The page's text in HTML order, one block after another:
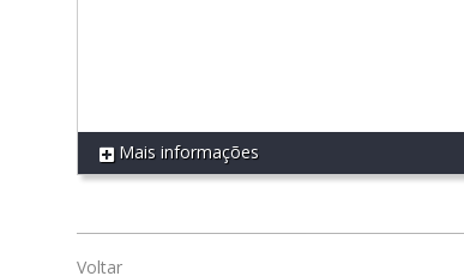
REF 535
Mais informações
Voltar